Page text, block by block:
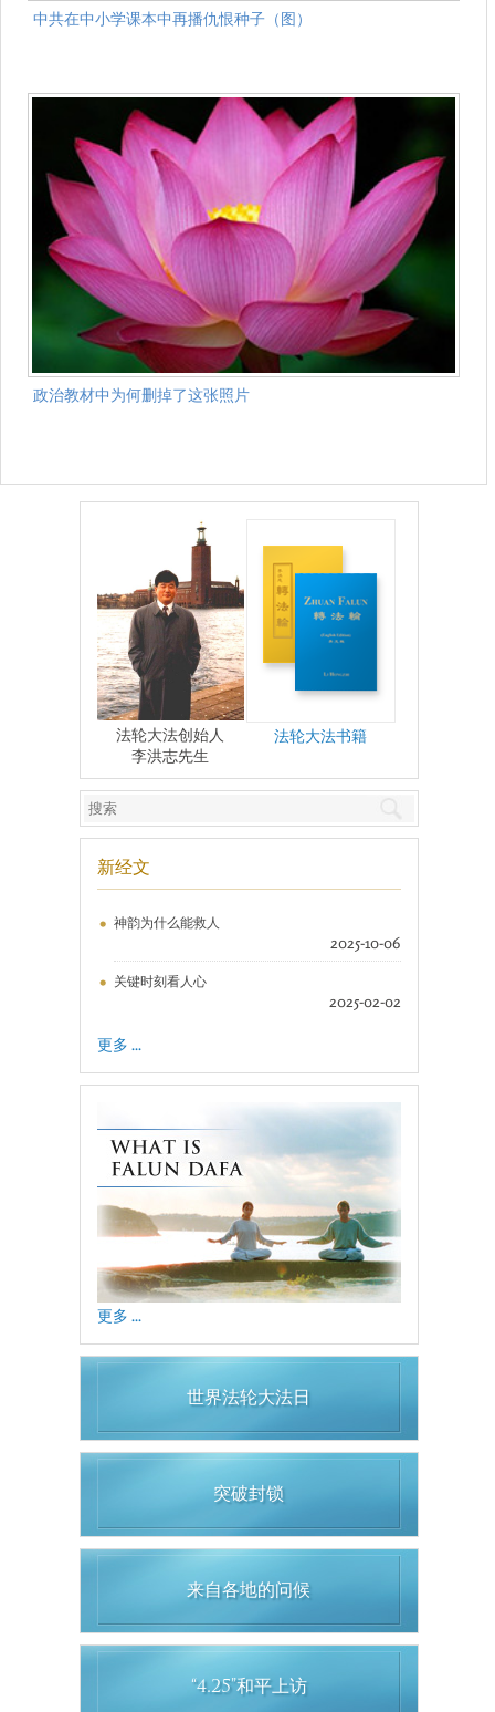
中共在中小学课本中再播仇恨种子（图）
政治教材中为何删掉了这张照片
法轮大法创始人
李洪志先生
法轮大法书籍
新经文
神韵为什么能救人
2025-10-06
关键时刻看人心
2025-02-02
更多 ...
更多 ...
世界法轮大法日
突破封锁
来自各地的问候
“4.25”和平上访